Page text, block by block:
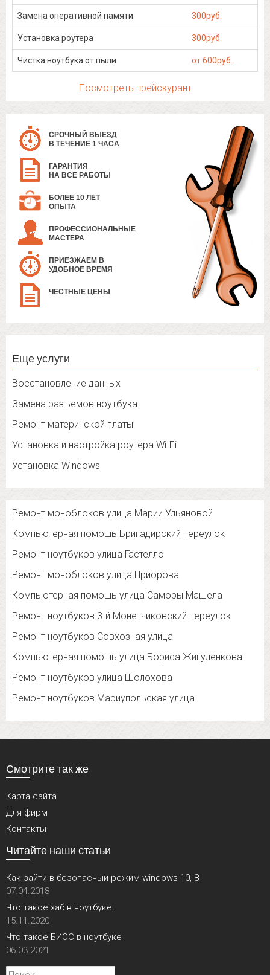
Замена оперативной памяти 300руб.
Установка роутера 300руб.
Чистка ноутбука от пыли от 600руб.
Посмотреть прейскурант
СРОЧНЫЙ ВЫЕЗД
В ТЕЧЕНИЕ 1 ЧАСА
ГАРАНТИЯ
НА ВСЕ РАБОТЫ
БОЛЕЕ 10 ЛЕТ
ОПЫТА
ПРОФЕССИОНАЛЬНЫЕ
МАСТЕРА
ПРИЕЗЖАЕМ В
УДОБНОЕ ВРЕМЯ
ЧЕСТНЫЕ ЦЕНЫ
Еще услуги
Восстановление данных
Замена разъемов ноутбука
Ремонт материнской платы
Установка и настройка роутера Wi-Fi
Установка Windows
Ремонт моноблоков улица Марии Ульяновой
Компьютерная помощь Бригадирский переулок
Ремонт ноутбуков улица Гастелло
Ремонт моноблоков улица Приорова
Компьютерная помощь улица Саморы Машела
Ремонт ноутбуков 3-й Монетчиковский переулок
Ремонт ноутбуков Совхозная улица
Компьютерная помощь улица Бориса Жигуленкова
Ремонт ноутбуков улица Шолохова
Ремонт ноутбуков Мариупольская улица
Смотрите так же
Карта сайта
Для фирм
Контакты
Читайте наши статьи
Как зайти в безопасный режим windows 10, 8
07.04.2018
Что такое хаб в ноутбуке.
15.11.2020
Что такое БИОС в ноутбуке
06.03.2021
Найти: